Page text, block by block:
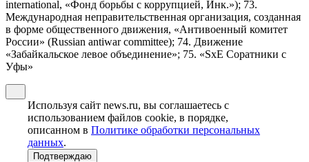
international, «Фонд борьбы с коррупцией, Инк.»); 73.
Международная неправительственная организация, созданная
в форме общественного движения, «Антивоенный комитет
России» (Russian antiwar committee); 74. Движение
«Забайкальское левое объединение»; 75. «SxE Соратники с
Уфы»
Используя сайт news.ru, вы соглашаетесь с
использованием файлов cookie, в порядке,
описанном в Политике обработки персональных
данных.
Подтверждаю